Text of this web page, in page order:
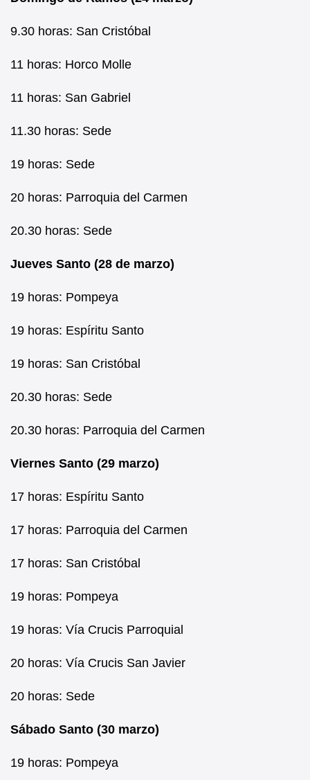
9.30 horas: San Cristóbal
11 horas: Horco Molle
11 horas: San Gabriel
11.30 horas: Sede
19 horas: Sede
20 horas: Parroquia del Carmen
20.30 horas: Sede
Jueves Santo (28 de marzo)
19 horas: Pompeya
19 horas: Espíritu Santo
19 horas: San Cristóbal
20.30 horas: Sede
20.30 horas: Parroquia del Carmen
Viernes Santo (29 marzo)
17 horas: Espíritu Santo
17 horas: Parroquia del Carmen
17 horas: San Cristóbal
19 horas: Pompeya
19 horas: Vía Crucis Parroquial
20 horas: Vía Crucis San Javier
20 horas: Sede
Sábado Santo (30 marzo)
19 horas: Pompeya